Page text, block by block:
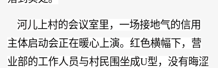
河儿上村的会议室里，一场接地气的信用
主体启动会正在暖心上演。红色横幅下，营
业部的工作人员与村民围坐成U型，没有晦涩